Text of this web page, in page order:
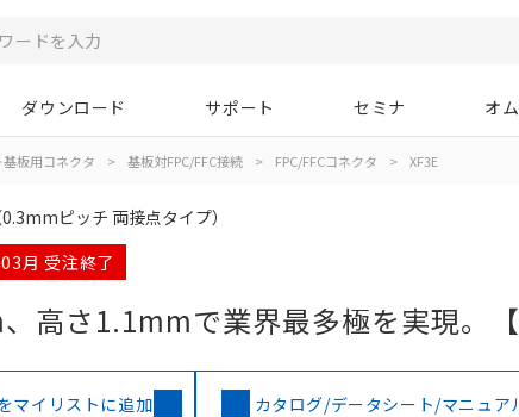
ダウンロード サポート セミナ オ
板用コネクタ > 基板対FPC/FFC接続 > FPC/FFCコネクタ > XF3E
ピッチ 両接点タイプ）
月 受注終了
高さ1.1mmで業界最多極を実現。【
マイリストに追加 カタログ/データシート/マニュア